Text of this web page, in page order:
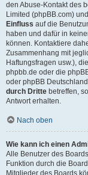
den Abuse-Kontakt des
Limited (phpBB.com)
Einfluss auf die
haben und dafür in
können. Kontaktiere
Zusammenhang mit
Haftungsfragen usw.), die
phpbb.de oder die
oder phpBB
durch Dritte betreffen,
Antwort erhalten.
Nach oben
Wie kann ich einen
Alle Benutzer des
Funktion durch die
Mitglieder des Boards